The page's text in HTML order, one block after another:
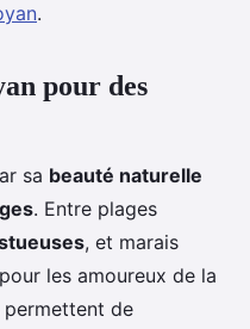
.
pour des
sa beauté naturelle
. Entre plages
, et marais
les amoureux de la
permettent de